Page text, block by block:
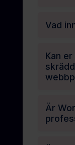
Vad
Kan
Är